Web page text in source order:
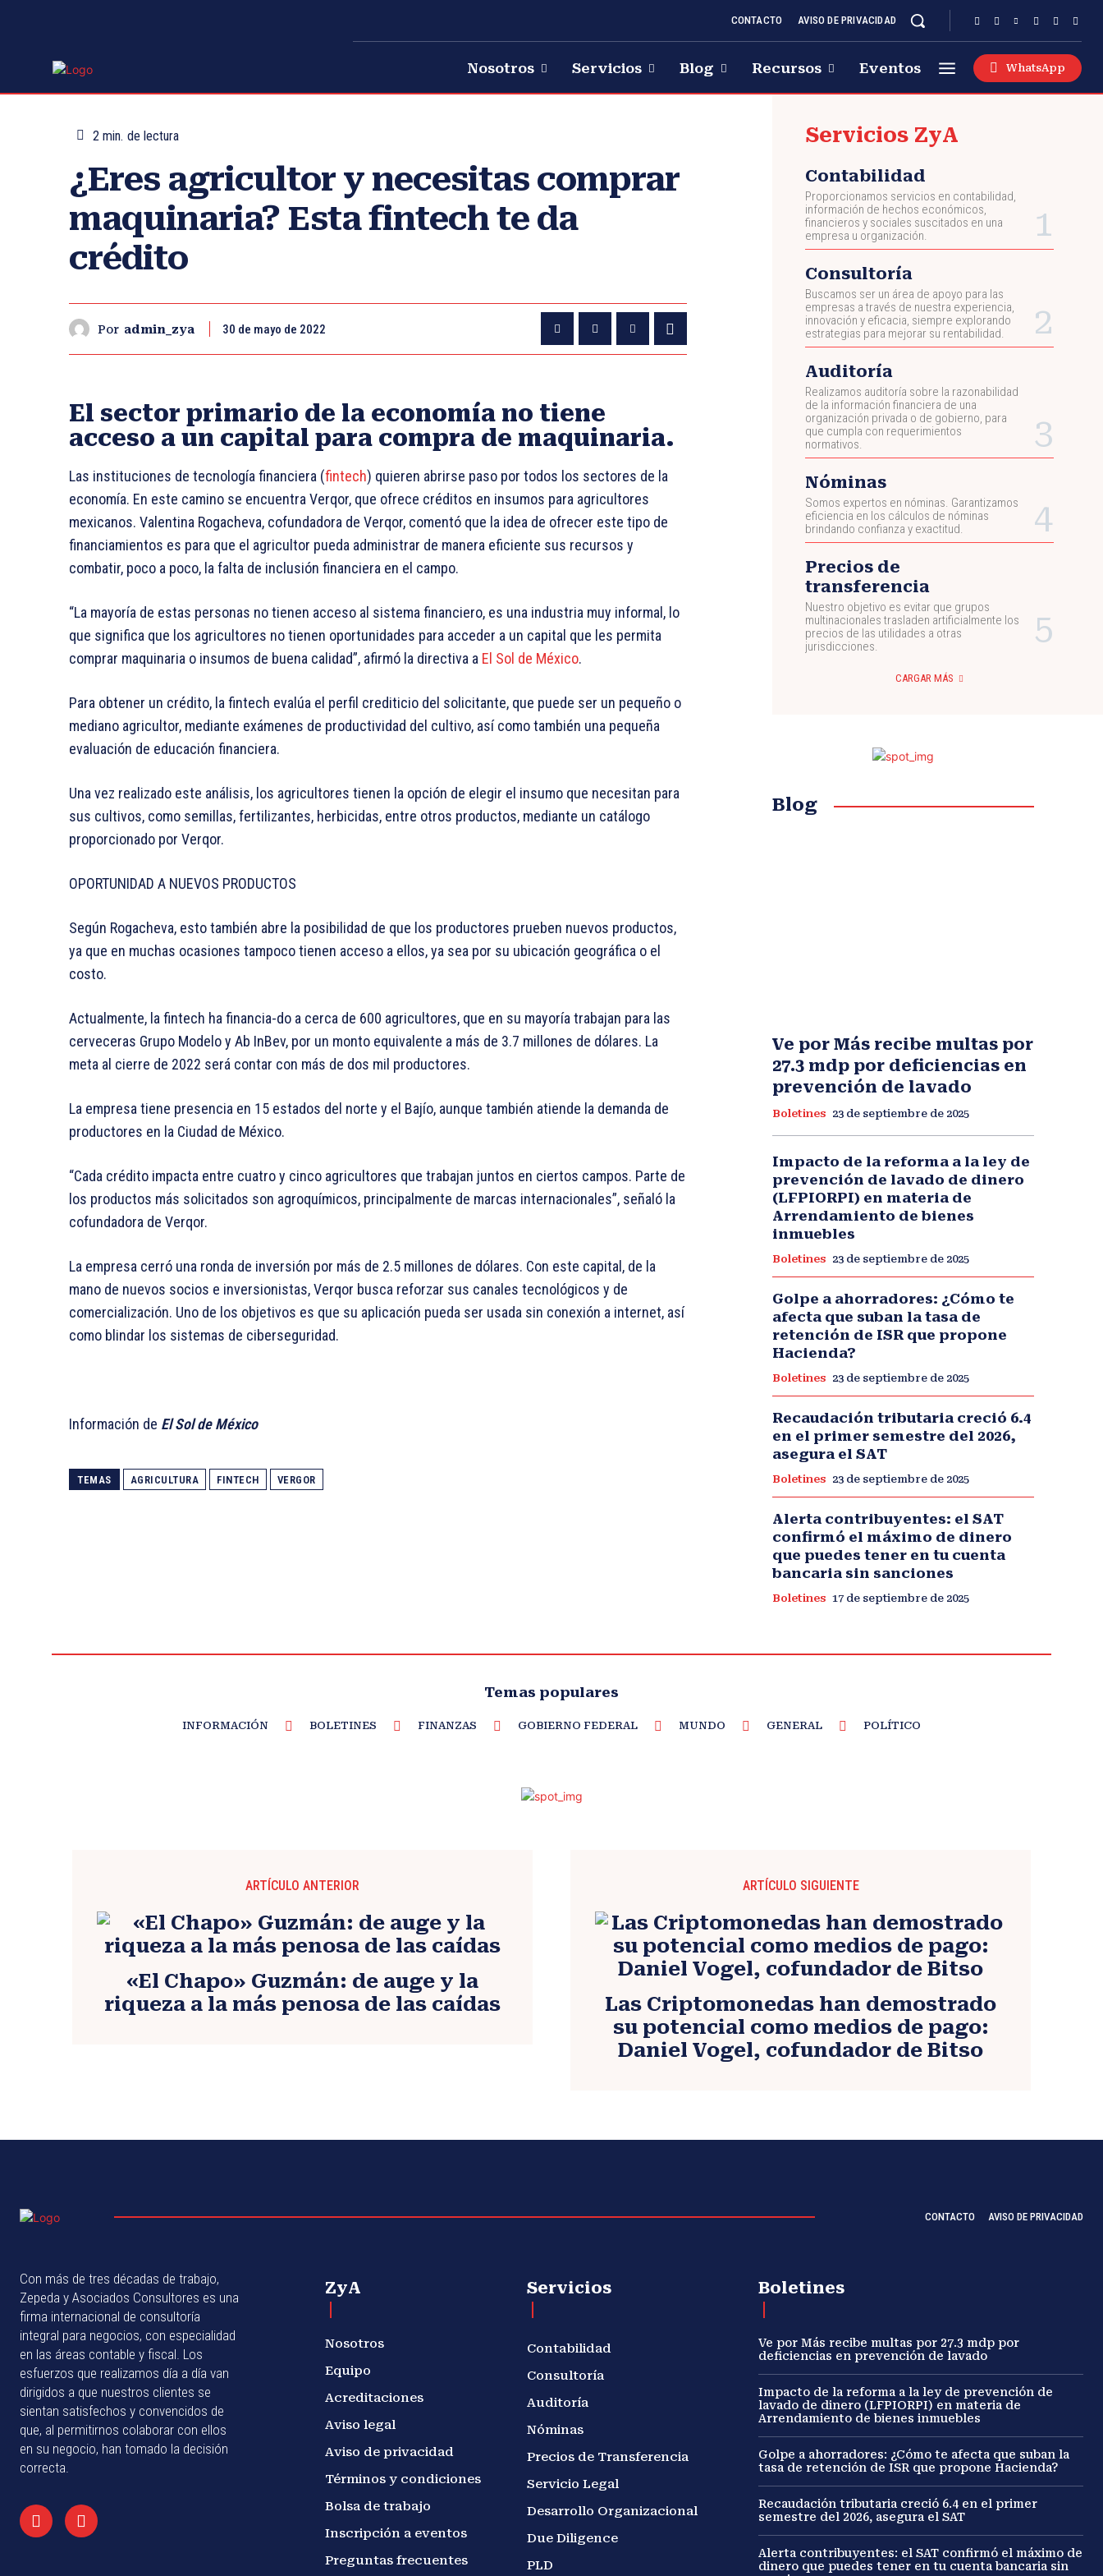
CONTACTO AVISO DE PRIVACIDAD
Nosotros Servicios Blog Recursos Eventos WhatsApp
2 min. de lectura
¿Eres agricultor y necesitas comprar
maquinaria? Esta fintech te da
crédito
Por admin_zya 30 de mayo de 2022
El sector primario de la economía no tiene
acceso a un capital para compra de maquinaria.
Las instituciones de tecnología financiera (fintech) quieren abrirse paso por todos los sectores de la
economía. En este camino se encuentra Verqor, que ofrece créditos en insumos para agricultores
mexicanos. Valentina Rogacheva, cofundadora de Verqor, comentó que la idea de ofrecer este tipo de
financiamientos es para que el agricultor pueda administrar de manera eficiente sus recursos y
combatir, poco a poco, la falta de inclusión financiera en el campo.
“La mayoría de estas personas no tienen acceso al sistema financiero, es una industria muy informal, lo
que significa que los agricultores no tienen oportunidades para acceder a un capital que les permita
comprar maquinaria o insumos de buena calidad”, afirmó la directiva a El Sol de México.
Para obtener un crédito, la fintech evalúa el perfil crediticio del solicitante, que puede ser un pequeño o
mediano agricultor, mediante exámenes de productividad del cultivo, así como también una pequeña
evaluación de educación financiera.
Una vez realizado este análisis, los agricultores tienen la opción de elegir el insumo que necesitan para
sus cultivos, como semillas, fertilizantes, herbicidas, entre otros productos, mediante un catálogo
proporcionado por Verqor.
OPORTUNIDAD A NUEVOS PRODUCTOS
Según Rogacheva, esto también abre la posibilidad de que los productores prueben nuevos productos,
ya que en muchas ocasiones tampoco tienen acceso a ellos, ya sea por su ubicación geográfica o el
costo.
Actualmente, la fintech ha financia-do a cerca de 600 agricultores, que en su mayoría trabajan para las
cerveceras Grupo Modelo y Ab InBev, por un monto equivalente a más de 3.7 millones de dólares. La
meta al cierre de 2022 será contar con más de dos mil productores.
La empresa tiene presencia en 15 estados del norte y el Bajío, aunque también atiende la demanda de
productores en la Ciudad de México.
“Cada crédito impacta entre cuatro y cinco agricultores que trabajan juntos en ciertos campos. Parte de
los productos más solicitados son agroquímicos, principalmente de marcas internacionales”, señaló la
cofundadora de Verqor.
La empresa cerró una ronda de inversión por más de 2.5 millones de dólares. Con este capital, de la
mano de nuevos socios e inversionistas, Verqor busca reforzar sus canales tecnológicos y de
comercialización. Uno de los objetivos es que su aplicación pueda ser usada sin conexión a internet, así
como blindar los sistemas de ciberseguridad.
Información de El Sol de México
TEMAS AGRICULTURA FINTECH VERGOR
Servicios ZyA
Contabilidad
Proporcionamos servicios en contabilidad,
información de hechos económicos,
financieros y sociales suscitados en una
empresa u organización.
Consultoría
Buscamos ser un área de apoyo para las
empresas a través de nuestra experiencia,
innovación y eficacia, siempre explorando
estrategias para mejorar su rentabilidad.
Auditoría
Realizamos auditoría sobre la razonabilidad
de la información financiera de una
organización privada o de gobierno, para
que cumpla con requerimientos
normativos.
Nóminas
Somos expertos en nóminas. Garantizamos
eficiencia en los cálculos de nóminas
brindando confianza y exactitud.
Precios de
transferencia
Nuestro objetivo es evitar que grupos
multinacionales trasladen artificialmente los
precios de las utilidades a otras
jurisdicciones.
CARGAR MÁS
Blog
Ve por Más recibe multas por
27.3 mdp por deficiencias en
prevención de lavado
Boletines 23 de septiembre de 2025
Impacto de la reforma a la ley de
prevención de lavado de dinero
(LFPIORPI) en materia de
Arrendamiento de bienes
inmuebles
Boletines 23 de septiembre de 2025
Golpe a ahorradores: ¿Cómo te
afecta que suban la tasa de
retención de ISR que propone
Hacienda?
Boletines 23 de septiembre de 2025
Recaudación tributaria creció 6.4
en el primer semestre del 2026,
asegura el SAT
Boletines 23 de septiembre de 2025
Alerta contribuyentes: el SAT
confirmó el máximo de dinero
que puedes tener en tu cuenta
bancaria sin sanciones
Boletines 17 de septiembre de 2025
Temas populares
INFORMACIÓN BOLETINES FINANZAS GOBIERNO FEDERAL MUNDO GENERAL POLÍTICO
ARTÍCULO ANTERIOR
«El Chapo» Guzmán: de auge y la
riqueza a la más penosa de las caídas
ARTÍCULO SIGUIENTE
Las Criptomonedas han demostrado
su potencial como medios de pago:
Daniel Vogel, cofundador de Bitso
CONTACTO AVISO DE PRIVACIDAD
Con más de tres décadas de trabajo,
Zepeda y Asociados Consultores es una
firma internacional de consultoría
integral para negocios, con especialidad
en las áreas contable y fiscal. Los
esfuerzos que realizamos día a día van
dirigidos a que nuestros clientes se
sientan satisfechos y convencidos de
que, al permitirnos colaborar con ellos
en su negocio, han tomado la decisión
correcta.
ZyA
Nosotros
Equipo
Acreditaciones
Aviso legal
Aviso de privacidad
Términos y condiciones
Bolsa de trabajo
Inscripción a eventos
Preguntas frecuentes
Servicios
Contabilidad
Consultoría
Auditoría
Nóminas
Precios de Transferencia
Servicio Legal
Desarrollo Organizacional
Due Diligence
PLD
Boletines
Ve por Más recibe multas por 27.3 mdp por
deficiencias en prevención de lavado
Impacto de la reforma a la ley de prevención de
lavado de dinero (LFPIORPI) en materia de
Arrendamiento de bienes inmuebles
Golpe a ahorradores: ¿Cómo te afecta que suban la
tasa de retención de ISR que propone Hacienda?
Recaudación tributaria creció 6.4 en el primer
semestre del 2026, asegura el SAT
Alerta contribuyentes: el SAT confirmó el máximo de
dinero que puedes tener en tu cuenta bancaria sin